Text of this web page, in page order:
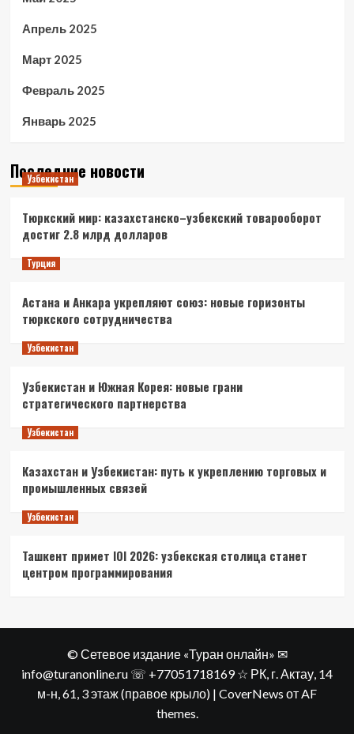
Апрель 2025
Март 2025
Февраль 2025
Январь 2025
Последние новости
Узбекистан
Тюркский мир: казахстанско–узбекский товарооборот
достиг 2.8 млрд долларов
Турция
Астана и Анкара укрепляют союз: новые горизонты
тюркского сотрудничества
Узбекистан
Узбекистан и Южная Корея: новые грани
стратегического партнерства
Узбекистан
Казахстан и Узбекистан: путь к укреплению торговых и
промышленных связей
Узбекистан
Ташкент примет IOI 2026: узбекская столица станет
центром программирования
© Сетевое издание «Туран онлайн» ✉
info@turanonline.ru ☏ +77051718169 ☆ РК, г. Актау​, 14
м-н, 61, 3 этаж (правое крыло) | CoverNews от AF
themes.